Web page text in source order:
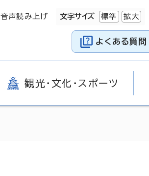
音声読み上げ 文字サイズ 標準 拡大
よくある質問
観光・文化・スポーツ